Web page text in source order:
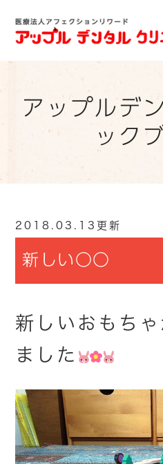
アップルデ
ック
2018.03.13更新
新しい〇〇
新しいおもち
ました